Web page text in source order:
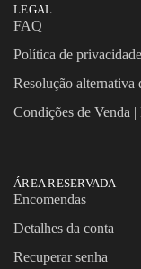
LEGAL
FAQ
Política de privacidade
Resolução alternativa
Condições de Venda
ÁREA RESERVADA
Encomendas
Detalhes da conta
Recuperar senha